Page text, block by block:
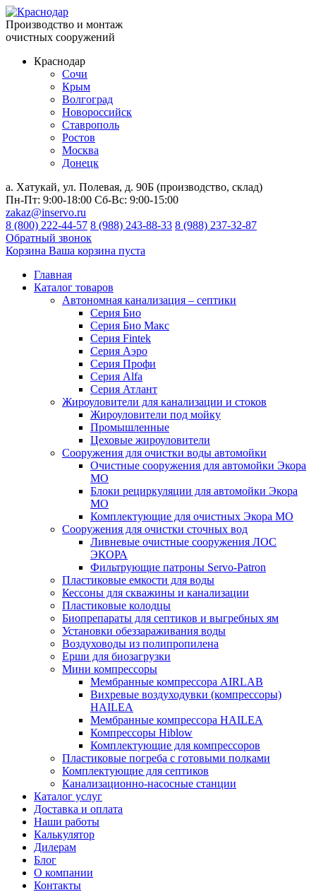
Производство и монтаж
очистных сооружений
Краснодар
Сочи
Крым
Волгоград
Новороссийск
Ставрополь
Ростов
Москва
Донецк
а. Хатукай, ул. Полевая, д. 90Б (производство, склад)
Пн-Пт: 9:00-18:00 Сб-Вс: 9:00-15:00
zakaz@inservo.ru
8 (800) 222-44-57 8 (988) 243-88-33 8 (988) 237-32-87
Обратный звонок
Корзина Ваша корзина пуста
Главная
Каталог товаров
Автономная канализация – септики
Серия Био
Серия Био Макс
Серия Fintek
Серия Аэро
Серия Профи
Серия Alfa
Серия Атлант
Жироуловители для канализации и стоков
Жироуловители под мойку
Промышленные
Цеховые жироуловители
Сооружения для очистки воды автомойки
Очистные сооружения для автомойки Экора
МО
Блоки рециркуляции для автомойки Экора
МО
Комплектующие для очистных Экора МО
Сооружения для очистки сточных вод
Ливневые очистные сооружения ЛОС
ЭКОРА
Фильтрующие патроны Servo-Patron
Пластиковые емкости для воды
Кессоны для скважины и канализации
Пластиковые колодцы
Биопрепараты для септиков и выгребных ям
Установки обеззараживания воды
Воздуховоды из полипропилена
Ерши для биозагрузки
Мини компрессоры
Мембранные компрессора AIRLAB
Вихревые воздуходувки (компрессоры)
HAILEA
Мембранные компрессора HAILEA
Компрессоры Hiblow
Комплектующие для компрессоров
Пластиковые погреба с готовыми полками
Комплектующие для септиков
Канализационно-насосные станции
Каталог услуг
Доставка и оплата
Наши работы
Калькулятор
Дилерам
Блог
О компании
Контакты